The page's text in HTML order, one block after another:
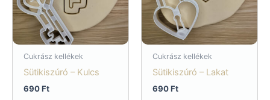
Cukrász kellékek
Sütikiszúró – Kulcs
690Ft
Cukrász kellékek
Sütikiszúró – Lakat
690Ft